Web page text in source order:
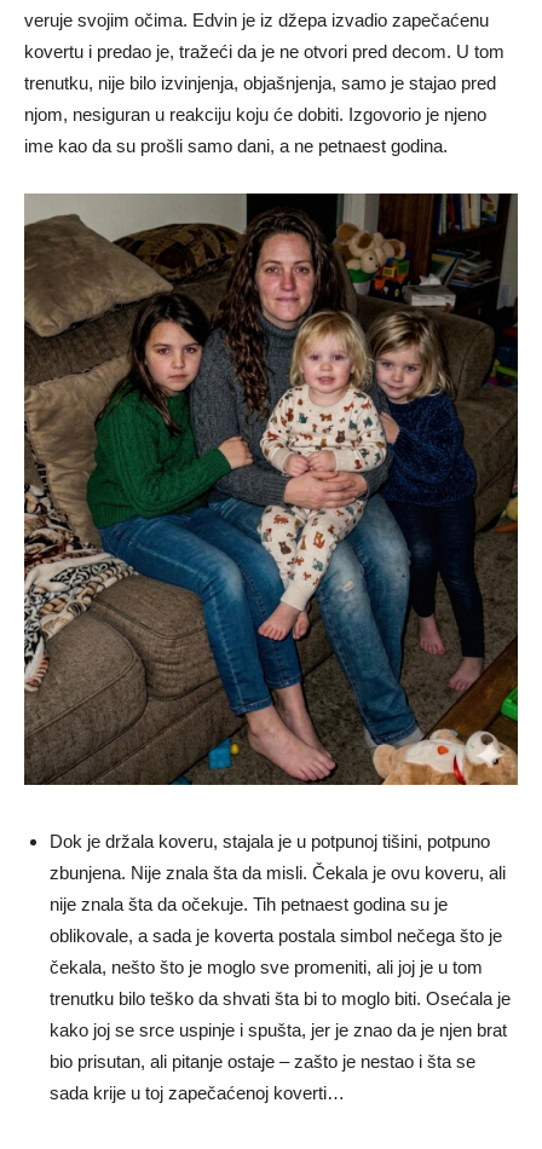
veruje svojim očima. Edvin je iz džepa izvadio zapečaćenu
kovertu i predao je, tražeći da je ne otvori pred decom. U tom
trenutku, nije bilo izvinjenja, objašnjenja, samo je stajao pred
njom, nesiguran u reakciju koju će dobiti. Izgovorio je njeno
ime kao da su prošli samo dani, a ne petnaest godina.
Dok je držala koveru, stajala je u potpunoj tišini, potpuno
zbunjena. Nije znala šta da misli. Čekala je ovu koveru, ali
nije znala šta da očekuje. Tih petnaest godina su je
oblikovale, a sada je koverta postala simbol nečega što je
čekala, nešto što je moglo sve promeniti, ali joj je u tom
trenutku bilo teško da shvati šta bi to moglo biti. Osećala je
kako joj se srce uspinje i spušta, jer je znao da je njen brat
bio prisutan, ali pitanje ostaje – zašto je nestao i šta se
sada krije u toj zapečaćenoj koverti…